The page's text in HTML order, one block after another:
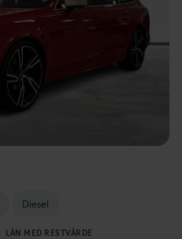
Diesel
LÅN MED RESTVÄRDE